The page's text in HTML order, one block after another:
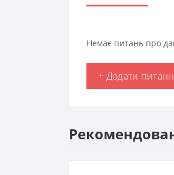
Немає питань про
+ Додати